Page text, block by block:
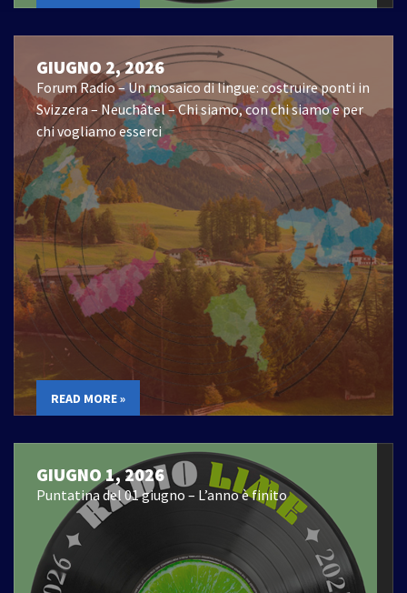
GIUGNO 2, 2026
Forum Radio – Un mosaico di lingue: costruire ponti in
Svizzera – Neuchâtel – Chi siamo, con chi siamo e per
chi vogliamo esserci
READ MORE »
GIUGNO 1, 2026
Puntatina del 01 giugno – L’anno è finito